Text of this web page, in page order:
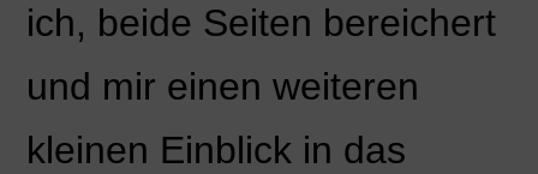
ich, beide Seiten bereichert
und mir einen weiteren
kleinen Einblick in das